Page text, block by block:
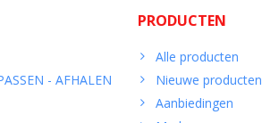
- AFHALEN
PRODUCTEN
Alle producten
Nieuwe producten
Aanbiedingen